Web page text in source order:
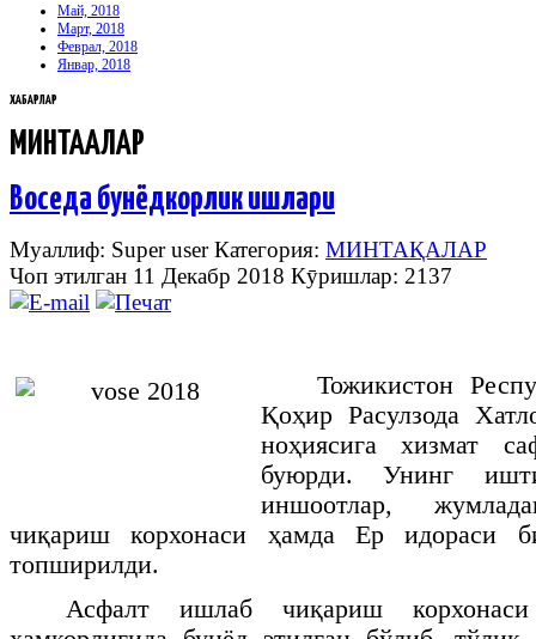
Май, 2018
Март, 2018
Феврал, 2018
Январ, 2018
ХАБАРЛАР
МИНТАҚАЛАР
Воседа бунёдкорлик ишлари
Муаллиф: Super userКатегория: МИНТАҚАЛАР
Чоп этилган 11 Декабр 2018 Кӯришлар: 2137
Тожикистон
Қоҳир Расулзода
ноҳиясига хизмат
буюрди. Унинг
иншоотлар,
чиқариш корхонаси ҳамда Ер идораси
топширилди.
Асфалт ишлаб чиқариш